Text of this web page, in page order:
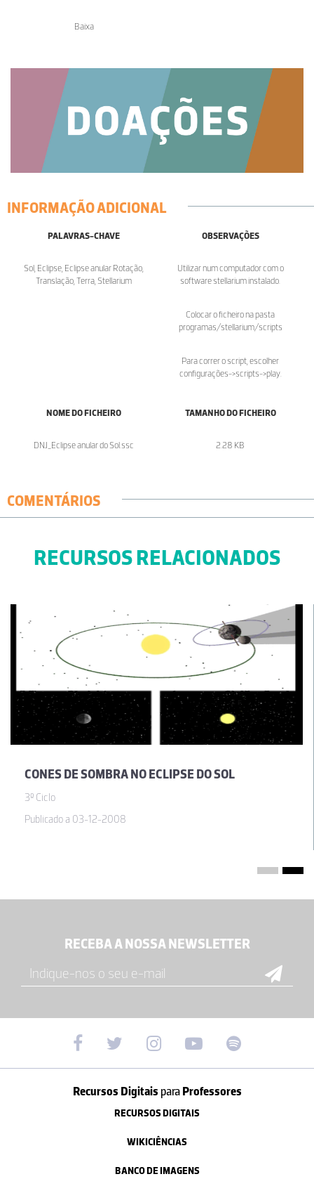
Baixa
INFORMAÇÃO ADICIONAL
PALAVRAS-CHAVE
Sol, Eclipse, Eclipse anular Rotação,
Translação, Terra, Stellarium
OBSERVAÇÕES
Utilizar num computador com o
software stellarium instalado.
Colocar o ficheiro na pasta
programas/stellarium/scripts
Para correr o script, escolher
configurações->scripts->play.
NOME DO FICHEIRO
DNJ_Eclipse anular do Sol.ssc
TAMANHO DO FICHEIRO
2.28 KB
COMENTÁRIOS
RECURSOS RELACIONADOS
CONES DE SOMBRA NO ECLIPSE DO SOL
3º Ciclo
Publicado a 03-12-2008
RECEBA A NOSSA NEWSLETTER
Recursos Digitais paraProfessores
RECURSOS DIGITAIS
WIKICIÊNCIAS
BANCO DE IMAGENS